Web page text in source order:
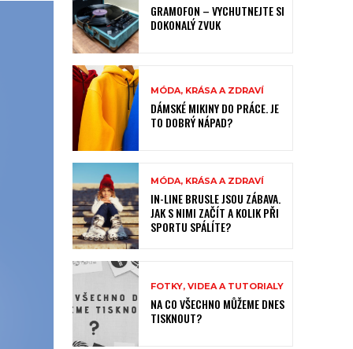
GRAMOFON – VYCHUTNEJTE SI
DOKONALÝ ZVUK
MÓDA, KRÁSA A ZDRAVÍ
DÁMSKÉ MIKINY DO PRÁCE. JE
TO DOBRÝ NÁPAD?
MÓDA, KRÁSA A ZDRAVÍ
IN-LINE BRUSLE JSOU ZÁBAVA.
JAK S NIMI ZAČÍT A KOLIK PŘI
SPORTU SPÁLÍTE?
FOTKY, VIDEA A TUTORIALY
NA CO VŠECHNO MŮŽEME DNES
TISKNOUT?